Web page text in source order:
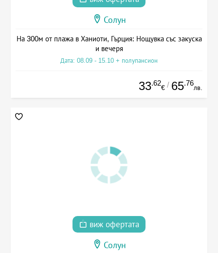
Солун
На 300м от плажа в Ханиоти, Гърция: Нощувка със закуска
и вечеря
Дата: 08.09 - 15.10 + полупансион
33.62
€ / 65.76
лв.
виж офертата
Солун